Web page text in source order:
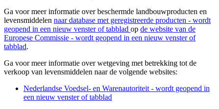
Ga voor meer informatie over beschermde landbouwproducten en
levensmiddelen naar database met geregistreerde producten - wordt
geopend in een nieuw venster of tabblad op de website van de
Europese Commissie - wordt geopend in een nieuw venster of
tabblad.
Ga voor meer informatie over wetgeving met betrekking tot de
verkoop van levensmiddelen naar de volgende websites:
Nederlandse Voedsel- en Warenautoriteit - wordt geopend in
een nieuw venster of tabblad